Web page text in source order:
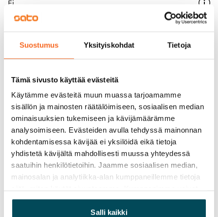
Suostumus Yksityiskohdat Tietoja
Tämä sivusto käyttää evästeitä
Käytämme evästeitä muun muassa tarjoamamme
sisällön ja mainosten räätälöimiseen, sosiaalisen median
ominaisuuksien tukemiseen ja kävijämäärämme
analysoimiseen. Evästeiden avulla tehdyssä mainonnan
kohdentamisessa kävijää ei yksilöidä eikä tietoja
yhdistetä kävijältä mahdollisesti muussa yhteydessä
saatuihin henkilötietoihin. Jaamme sosiaalisen median,
mainosalan ja analytiikka-alan kumppaneillemme tietoja
yhdistää näitä tietoja muihin tietoihin, joita olet antanut
heille tai joita on kerätty, kun olet käyttänyt heidän
Salli kaikki
Ei
Vuokra
Vuokravakuus
0 €, (yrityksille min. 1 kk vuokra)
Kotivakuutus
Pakollinen, ei sisälly vuokraan
Vesimaksu
27 €/hlö/kk
Sähkömaksu
Vuokralainen solmii itse sähkösopimuksen.
Laajakaista
Vuokraan sisältyy 50 M laajakaistaliittymä. Voit hankkia
lisänopeutta etuhintaan ottamalla yhteyttä